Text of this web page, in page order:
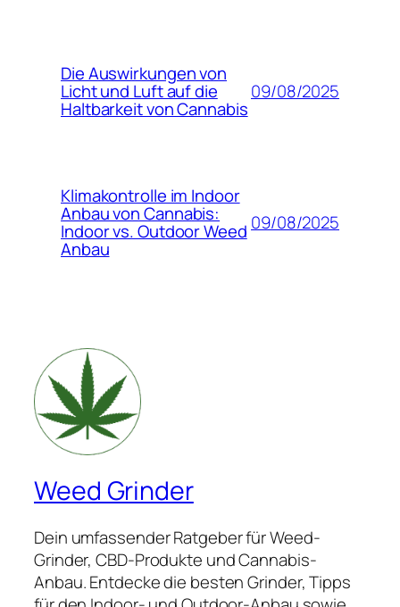
Die Auswirkungen von
Licht und Luft auf die
Haltbarkeit von Cannabis
09/08/2025
Klimakontrolle im Indoor
Anbau von Cannabis:
Indoor vs. Outdoor Weed
Anbau
09/08/2025
Weed Grinder
Dein umfassender Ratgeber für Weed-
Grinder, CBD-Produkte und Cannabis-
Anbau. Entdecke die besten Grinder, Tipps